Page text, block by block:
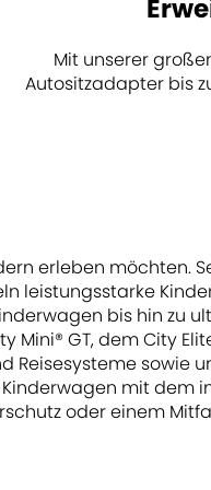
Mit unserer
Autositzadapter bis
erleben möchten.
leistungsstarke
bis hin zu
GT, dem City
sowie
mit dem
oder einem